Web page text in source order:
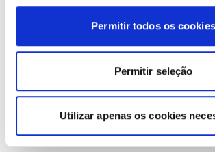
Permitir todos os cookies
Permitir seleção
Utilizar apenas os cookies